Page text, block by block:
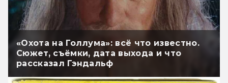
«Охота на Голлума»: всё что известно.
Сюжет, съёмки, дата выхода и что
рассказал Гэндальф